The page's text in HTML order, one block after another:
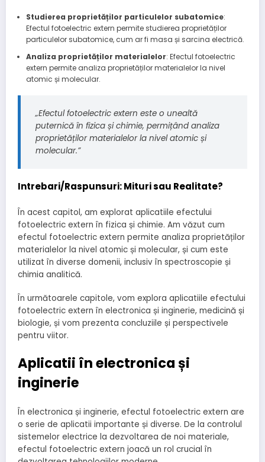
Studierea proprietăților particulelor subatomice:
Efectul fotoelectric extern permite studierea proprietăților
particulelor subatomice, cum ar fi masa și sarcina electrică.
Analiza proprietăților materialelor: Efectul fotoelectric
extern permite analiza proprietăților materialelor la nivel
atomic și molecular.
„Efectul fotoelectric extern este o unealtă
puternică în fizica și chimie, permițând analiza
proprietăților materialelor la nivel atomic și
molecular.”
Intrebari/Raspunsuri: Mituri sau Realitate?
În acest capitol, am explorat aplicatiile efectului
fotoelectric extern în fizica și chimie. Am văzut cum
efectul fotoelectric extern permite analiza proprietăților
materialelor la nivel atomic și molecular, și cum este
utilizat în diverse domenii, inclusiv în spectroscopie și
chimia analitică.
În următoarele capitole, vom explora aplicatiile efectului
fotoelectric extern în electronica și inginerie, medicină și
biologie, și vom prezenta concluziile și perspectivele
pentru viitor.
Aplicatii în electronica și
inginerie
În electronica și inginerie, efectul fotoelectric extern are
o serie de aplicatii importante și diverse. De la controlul
sistemelor electrice la dezvoltarea de noi materiale,
efectul fotoelectric extern joacă un rol crucial în